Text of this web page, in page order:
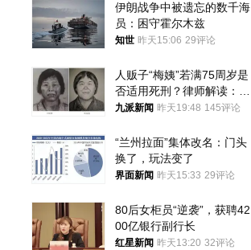
伊朗战争中被遗忘的数千海
员：困守霍尔木兹
知世 昨天15:06 29评论
人贩子“梅姨”若满75周岁是
否适用死刑？律师解读：很
大概率不会被判处死刑
九派新闻 昨天19:48 145评论
“兰州拉面”集体改名：门头
换了，玩法变了
界面新闻 昨天15:33 29评论
80后女柜员“逆袭”，获聘42
00亿银行副行长
红星新闻 昨天13:20 32评论